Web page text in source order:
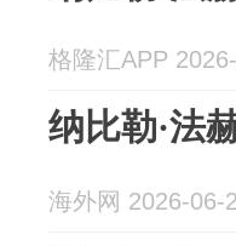
格隆汇APP
纳比勒·法
海外网 2026-06-